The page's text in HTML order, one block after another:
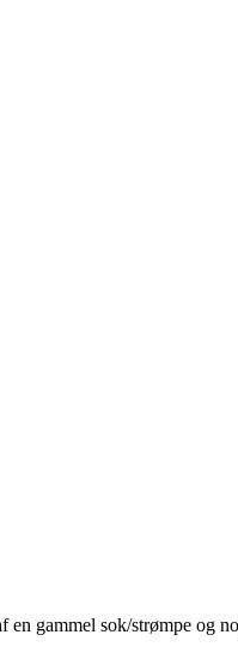
gammel sok/strømpe og